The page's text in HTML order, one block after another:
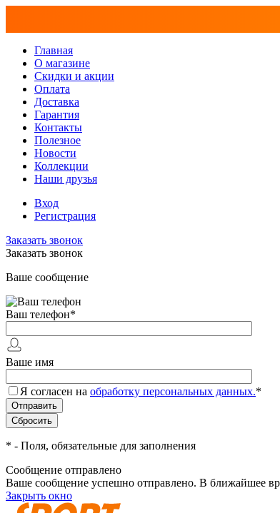
Главная
О магазине
Скидки и акции
Оплата
Доставка
Гарантия
Контакты
Полезное
Новости
Коллекции
Наши друзья
Вход
Регистрация
Заказать звонок
Заказать звонок
Ваше сообщение
Ваш телефон*
Ваше имя
Я согласен на обработку персональных данных.*
* - Поля, обязательные для заполнения
Сообщение отправлено
Ваше сообщение успешно отправлено. В ближайшее
Закрыть окно